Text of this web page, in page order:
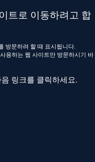
트로 이동하려고 합
방문하려 할 때 표시됩니다.
용하는 웹 사이트만 방문하시기 바
링크를 클릭하세요.